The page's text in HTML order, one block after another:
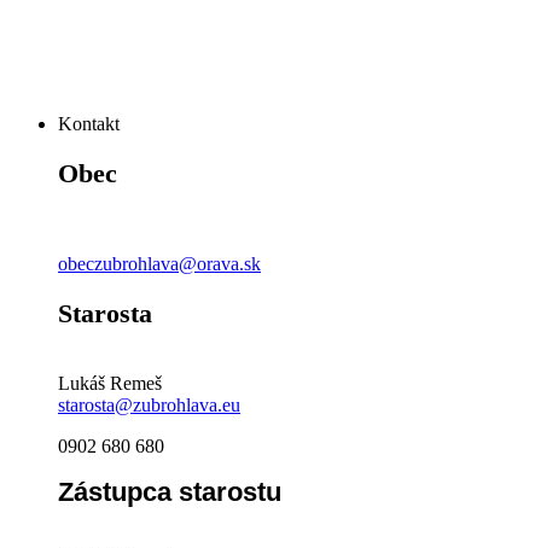
Kontakt
Obec
obeczubrohlava@orava.sk
Starosta
Lukáš Remeš
starosta@zubrohlava.eu
0902 680 680
Zástupca starostu